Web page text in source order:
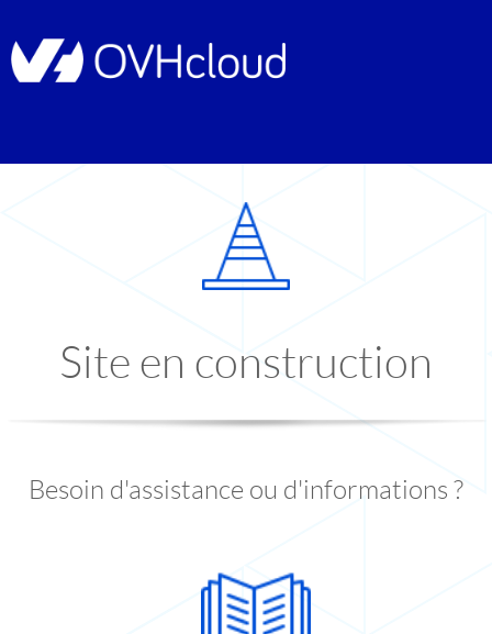
Site en construction
Besoin d'assistance ou d'informations ?